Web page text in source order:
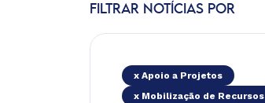
FILTRAR NOTÍCIAS POR
x Apoio a Projetos
x Mobilização de Recursos